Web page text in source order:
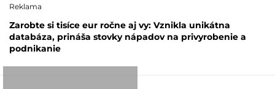
Reklama
Zarobte si tisíce eur ročne aj vy: Vznikla unikátna
databáza, prináša stovky nápadov na privyrobenie a
podnikanie